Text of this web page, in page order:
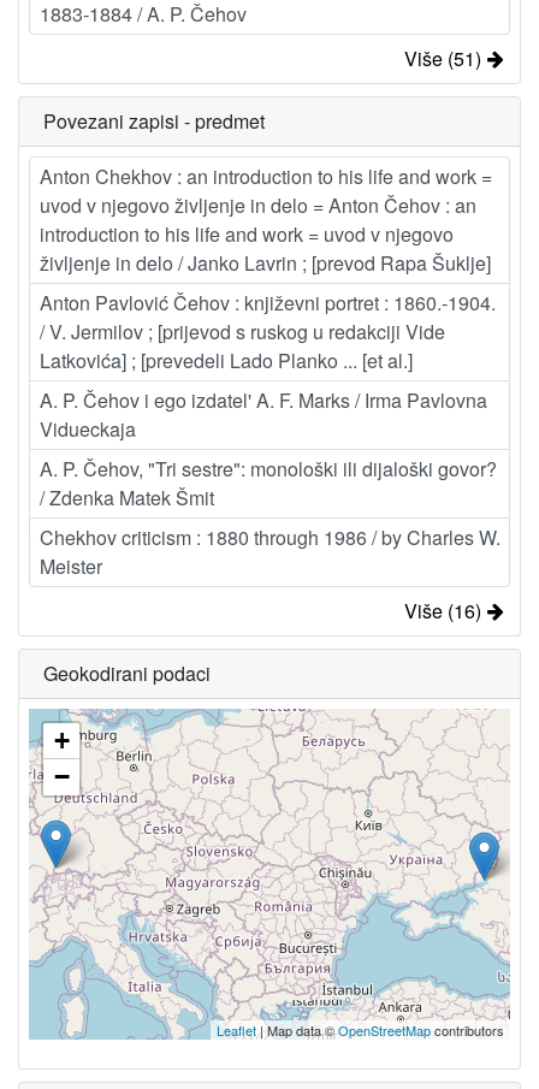
1883-1884 / A. P. Čehov
Više (51)
Povezani zapisi - predmet
Anton Chekhov : an introduction to his life and work =
uvod v njegovo življenje in delo = Anton Čehov : an
introduction to his life and work = uvod v njegovo
življenje in delo / Janko Lavrin ; [prevod Rapa Šuklje]
Anton Pavlović Čehov : književni portret : 1860.-1904.
/ V. Jermilov ; [prijevod s ruskog u redakciji Vide
Latkovića] ; [prevedeli Lado Planko ... [et al.]
A. P. Čehov i ego izdatel' A. F. Marks / Irma Pavlovna
Vidueckaja
A. P. Čehov, "Tri sestre": monološki ili dijaloški govor?
/ Zdenka Matek Šmit
Chekhov criticism : 1880 through 1986 / by Charles W.
Meister
Više (16)
Geokodirani podaci
+
−
Leaflet| Map data ©OpenStreetMapcontributors